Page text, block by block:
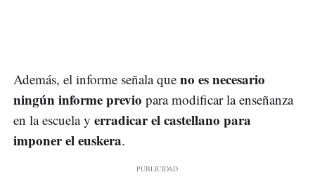
Además, el informe señala que no es necesario
ningún informe previo para modificar la enseñanza
en la escuela y erradicar el castellano para
imponer el euskera.